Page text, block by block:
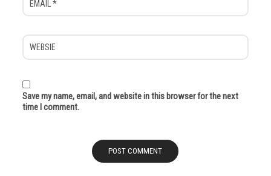
Save my name, email, and website in this browser for the next
time I comment.